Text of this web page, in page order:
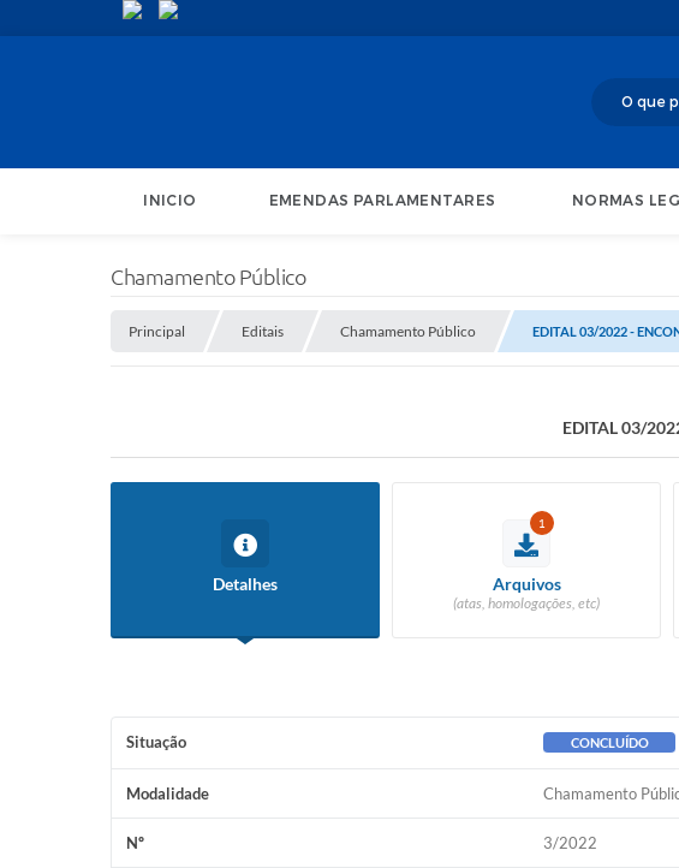
INICIO EMENDAS PARLAMENTARES NORMAS
Chamamento Público
Principal Editais Chamamento Público EDITAL 03/2022 -
EDITAL 03/
Detalhes
1
Arquivos
(atas, homologações, etc)
Situação CONCLUÍDO
Modalidade Chamamento
Nº 3/2022